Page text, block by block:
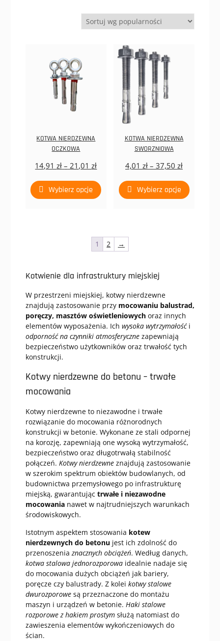
KOTWA NIERDZEWNA
OCZKOWA
14,91zł – 21,01złZakres
od
14,91 zł
Wybierz opcje
produkt
można
wybrać
stronie
KOTWA NIERDZEWNA
SWORZNIOWA
4,01zł – 37,50złZakres
od
4,01 zł
Wybierz opcje
produkt
1 2 →
Kotwienie dla infrastruktury miejskiej
W przestrzeni miejskiej, kotwy nierdzewne
znajdują zastosowanie przy mocowaniu balustrad,
poręczy, masztów oświetleniowychoraz innych
elementów wyposażenia. Ich wysoka wytrzymałośći
odporność na czynniki atmosferycznezapewniają
bezpieczeństwo użytkowników oraz trwałość tych
konstrukcji.
Kotwy nierdzewne do betonu – trwałe
mocowania
Kotwy nierdzewne to niezawodne i trwałe
rozwiązanie do mocowania różnorodnych
konstrukcji w betonie. Wykonane ze stali odpornej
na korozję, zapewniają one wysoką wytrzymałość,
bezpieczeństwo oraz długotrwałą stabilność
połączeń. Kotwy nierdzewneznajdują zastosowanie
w szerokim spektrum obiektów budowlanych, od
budownictwa przemysłowego po infrastrukturę
miejską, gwarantując trwałe i niezawodne
mocowanianawet w najtrudniejszych warunkach
środowiskowych.
Istotnym aspektem stosowania kotew
nierdzewnych do betonujest ich zdolność do
przenoszeniaznacznych obciążeń. Według danych,
kotwa stalowa jednorozporowaidealnie nadaje się
do mocowania dużych obciążeń jak bariery,
poręcze czy balustrady. Z kolei kotwy stalowe
dwurozporowesą przeznaczone do montażu
maszyn i urządzeń w betonie. Haki stalowe
rozporowe z hakiem prostymsłużą natomiast do
zawieszenia elementów wykończeniowych do
ścian.